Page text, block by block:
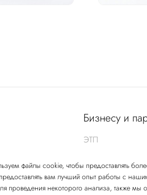
Бизнесу и
ЭТП
Поставщикам
СМК
файлы cookie, чтобы предоставлять
вам лучший опыт работы с
проведения некоторого анализа, также мы